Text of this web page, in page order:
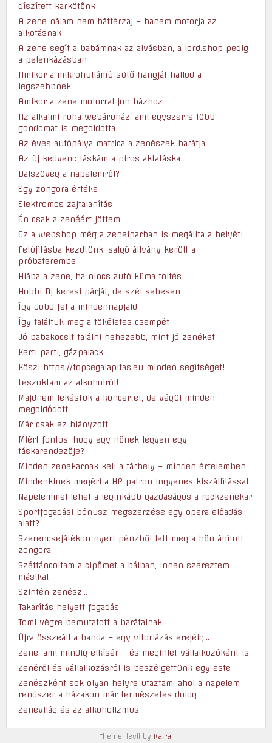
díszített karkötőnk
A zene nálam nem háttérzaj – hanem motorja az
alkotásnak
A zene segít a babámnak az alvásban, a lord.shop pedig
a pelenkázásban
Amikor a mikrohullámú sütő hangját hallod a
legszebbnek
Amikor a zene motorral jön házhoz
Az alkalmi ruha webáruház, ami egyszerre több
gondomat is megoldotta
Az éves autópálya matrica a zenészek barátja
Az új kedvenc táskám a piros aktatáska
Dalszöveg a napelemről?
Egy zongora értéke
Elektromos zajtalanítás
Én csak a zenéért jöttem
Ez a webshop még a zeneiparban is megállta a helyét!
Felújításba kezdtünk, salgó állvány került a
próbaterembe
Hiába a zene, ha nincs autó klíma töltés
Hobbi Dj keresi párját, de szél sebesen
Így dobd fel a mindennapjaid
Így találtuk meg a tökéletes csempét
Jó babakocsit találni nehezebb, mint jó zenéket
Kerti parti, gázpalack
Köszi https://topcegalapitas.eu minden segítséget!
Leszoktam az alkoholról!
Majdnem lekéstük a koncertet, de végül minden
megoldódott
Már csak ez hiányzott
Miért fontos, hogy egy nőnek legyen egy
táskarendezője?
Minden zenekarnak kell a tárhely – minden értelemben
Mindenkinek megéri a HP patron ingyenes kiszállítással
Napelemmel lehet a leginkább gazdaságos a rockzenekar
Sportfogadási bónusz megszerzése egy opera előadás
alatt?
Szerencsejátékon nyert pénzből lett meg a hőn áhított
zongora
Széttáncoltam a cipőmet a bálban, innen szereztem
másikat
Szintén zenész…
Takarítás helyett fogadás
Tomi végre bemutatott a barátainak
Újra összeáll a banda – egy vitorlázás erejéig…
Zene, ami mindig elkísér – és megihlet vállalkozóként is
Zenéről és vállalkozásról is beszélgettünk egy este
Zenészként sok olyan helyre utaztam, ahol a napelem
rendszer a házakon már természetes dolog
Zenevilág és az alkoholizmus
Theme: levii by Kaira.